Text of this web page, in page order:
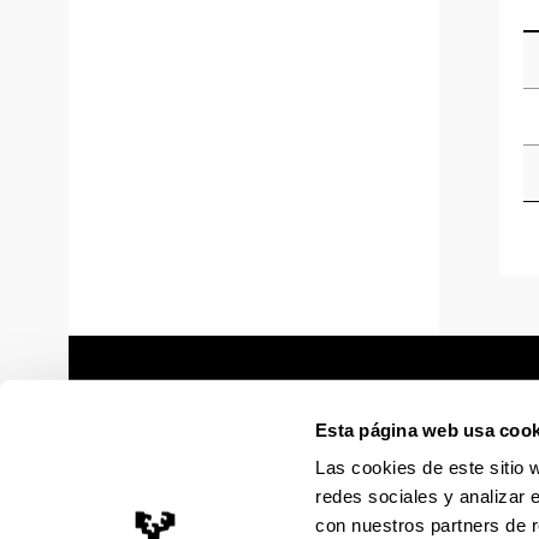
Esta página web usa
Las cookies de este sitio
redes sociales y analizar
con nuestros partners de